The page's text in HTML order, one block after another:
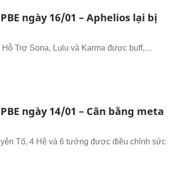
ngày 16/01 – Aphelios lại bị
Hỗ Trợ Sona, Lulu và Karma được buff,…
ngày 14/01 – Cân bằng meta
Tố, 4 Hệ và 6 tướng được điều chỉnh sức